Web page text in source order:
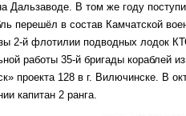
Дальзаводе. В том же году
перешёл в состав Камчатской
2-й флотилии подводных лодок
работы 35-й бригады кораблей
проекта 128 в г. Вилючинске. В
капитан 2 ранга.